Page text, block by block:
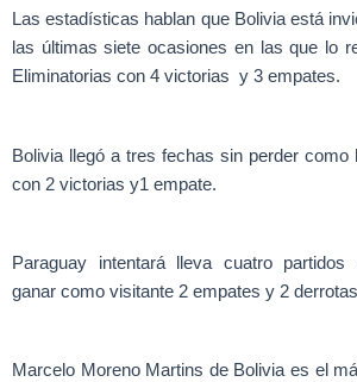
Las estadísticas hablan que Bolivia está
las últimas siete ocasiones en las que lo
Eliminatorias con 4 victorias y 3 empates.
Bolivia llegó a tres fechas sin perder como
con 2 victorias y1 empate.
Paraguay intentará lleva cuatro
ganar como visitante 2 empates y 2
Marcelo Moreno Martins de Bolivia es el